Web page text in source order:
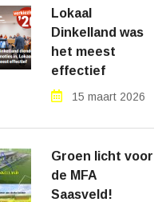
Lokaal
Dinkelland was
het meest
effectief
15 maart 2026
Groen licht voor
de MFA
Saasveld!